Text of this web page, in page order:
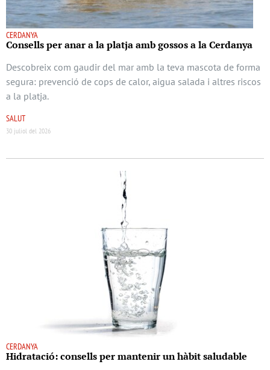
CERDANYA
Consells per anar a la platja amb gossos a la Cerdanya
Descobreix com gaudir del mar amb la teva mascota de forma
segura: prevenció de cops de calor, aigua salada i altres riscos
a la platja.
SALUT
30 juliol del 2026
CERDANYA
Hidratació: consells per mantenir un hàbit saludable